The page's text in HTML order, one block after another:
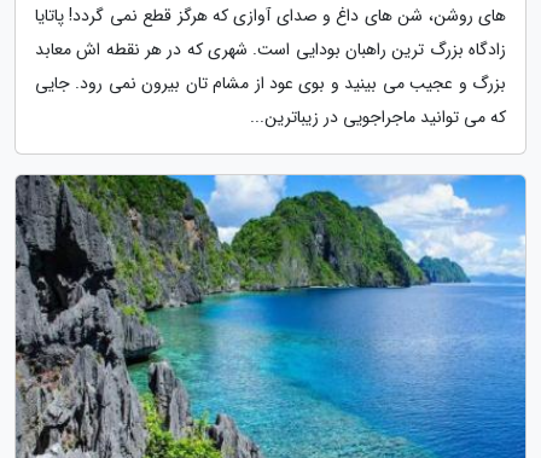
های روشن، شن های داغ و صدای آوازی که هرگز قطع نمی گردد! پاتایا
زادگاه بزرگ ترین راهبان بودایی است. شهری که در هر نقطه اش معابد
بزرگ و عجیب می بینید و بوی عود از مشام تان بیرون نمی رود. جایی
که می توانید ماجراجویی در زیباترین...